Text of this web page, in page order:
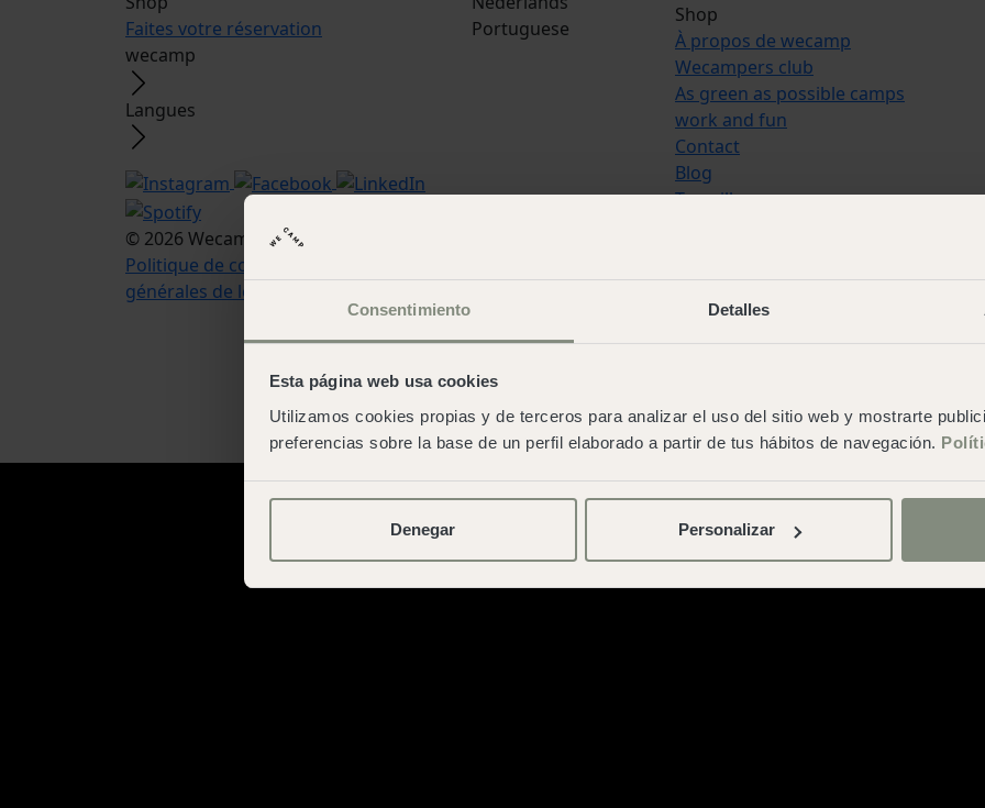
Consentimiento Detalles
Esta página web usa cookies
Utilizamos cookies propias y de terceros para analizar el uso del sitio web y mostrarte
preferencias sobre la base de un perfil elaborado a partir de tus hábitos de navegación.
Denegar Personalizar
Faites votre réservation
wecamp
Langues
© 2026 Wecamp –Note légale
Politique de cookies
générales de location
Portuguese
Shop
À propos de wecamp
Wecampers club
As green as possible camps
work and fun
Contact
Blog
Travaille avec nous
Portuguese
Politique de cookies
Conditions
générales de location